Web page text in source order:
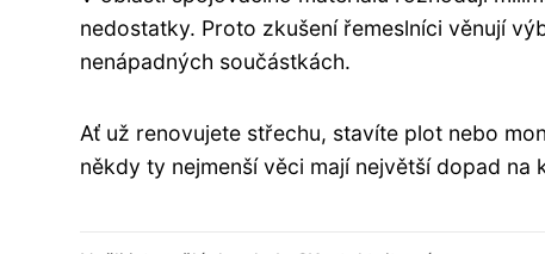
nedostatky. Proto zkušení řemeslníci věnují
nenápadných součástkách.
Ať už renovujete střechu, stavíte plot nebo
někdy ty nejmenší věci mají největší dopad na